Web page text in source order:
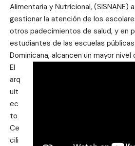
Alimentaria y Nutricional, (SISNANE)
gestionar la atención de los
otros padecimientos de salud, y en
estudiantes de las escuelas
Dominicana, alcancen un mayor nivel
El
arq
uit
ec
to
Ce
cili